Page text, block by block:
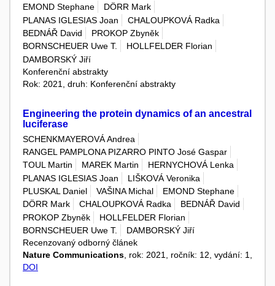
EMOND Stephane
DÖRR Mark
PLANAS IGLESIAS Joan
CHALOUPKOVÁ Radka
BEDNÁŘ David
PROKOP Zbyněk
BORNSCHEUER Uwe T.
HOLLFELDER Florian
DAMBORSKÝ Jiří
Konferenční abstrakty
Rok: 2021, druh: Konferenční abstrakty
Engineering the protein dynamics of an ancestral
luciferase
SCHENKMAYEROVÁ Andrea
RANGEL PAMPLONA PIZARRO PINTO José Gaspar
TOUL Martin
MAREK Martin
HERNYCHOVÁ Lenka
PLANAS IGLESIAS Joan
LIŠKOVÁ Veronika
PLUSKAL Daniel
VAŠINA Michal
EMOND Stephane
DÖRR Mark
CHALOUPKOVÁ Radka
BEDNÁŘ David
PROKOP Zbyněk
HOLLFELDER Florian
BORNSCHEUER Uwe T.
DAMBORSKÝ Jiří
Recenzovaný odborný článek
Nature Communications , rok: 2021, ročník: 12, vydání: 1,
DOI